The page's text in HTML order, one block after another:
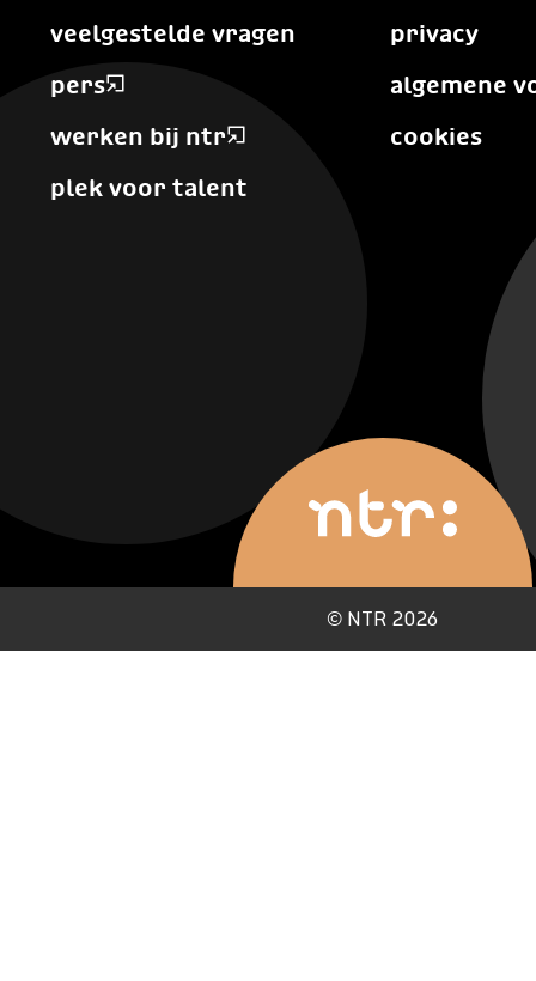
veelgestelde vragen
pers
werken bij ntr
plek voor talent
privacy
algemene
cookies
© NTR 2026